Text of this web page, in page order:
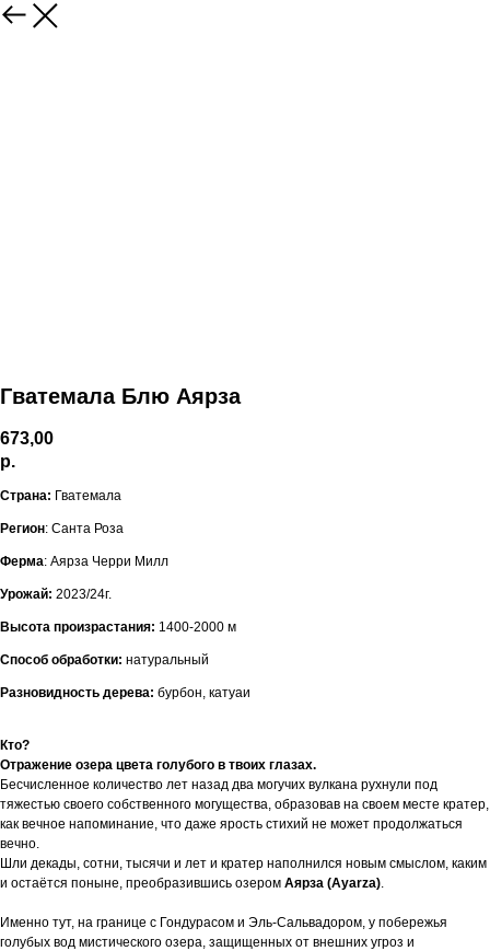
Гватемала Блю Аярза
673,00
р.
Страна: Гватемала
Регион: Санта Роза
Ферма: Аярза Черри Милл
Урожай: 2023/24г.
Высота произрастания: 1400-2000 м
Способ обработки: натуральный
Разновидность дерева: бурбон, катуаи
Кто?
Отражение озера цвета голубого в твоих глазах.
Бесчисленное количество лет назад два могучих вулкана рухнули под
тяжестью своего собственного могущества, образовав на своем месте кратер,
как вечное напоминание, что даже ярость стихий не может продолжаться
вечно.
Шли декады, сотни, тысячи и лет и кратер наполнился новым смыслом, каким
и остаётся поныне, преобразившись озером Аярза (Ayarza)
Именно тут, на границе с Гондурасом и Эль-Сальвадором, у побережья
голубых вод мистического озера, защищенных от внешних угроз и